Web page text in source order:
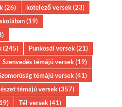
(26) kötelező versek(23)
(19)
(245) Pünkösdi versek(21)
Szenvedés témájú versek(19)
témájú versek(41)
témájú versek(357)
Tél versek(41)